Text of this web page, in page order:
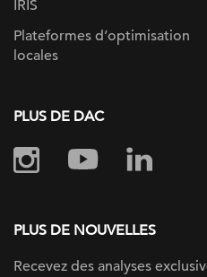
IRIS
Plateformes d’optimisation
locales
PLUS DE DAC
PLUS DE NOUVELLES
Recevez des analyses